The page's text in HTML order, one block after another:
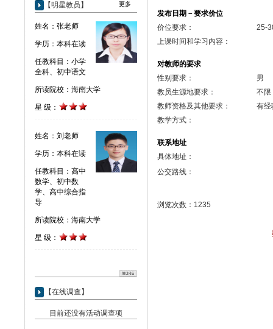
【明星教员】 更多
姓名：张老师
学历：本科在读
任教科目：小学
全科、初中语文
所读院校：海南大学
星 级：
姓名：刘老师
学历：本科在读
任教科目：高中
数学、初中数
学、高中综合指
导
所读院校：海南大学
星 级：
【在线调查】
目前还没有活动调查项
发布日期－要求价位
价位要求：
25-
上课时间和学习内容：
对教师的要求
性别要求：
男
教员生源地要求：
不限
教师资格及其他要求：
有经
教学方式：
联系地址
具体地址：
公交路线：
浏览次数：1235